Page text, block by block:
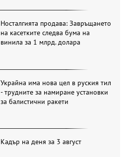
Носталгията продава: Завръщането
на касетките следва бума на
винила за 1 млрд. долара
Украйна има нова цел в руския тил
- трудните за намиране установки
за балистични ракети
Кадър на деня за 3 август